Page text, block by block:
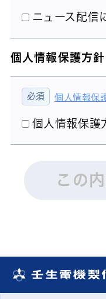
ニュース配信
個人情報保護方針
個人情報保
個人情報保護
この